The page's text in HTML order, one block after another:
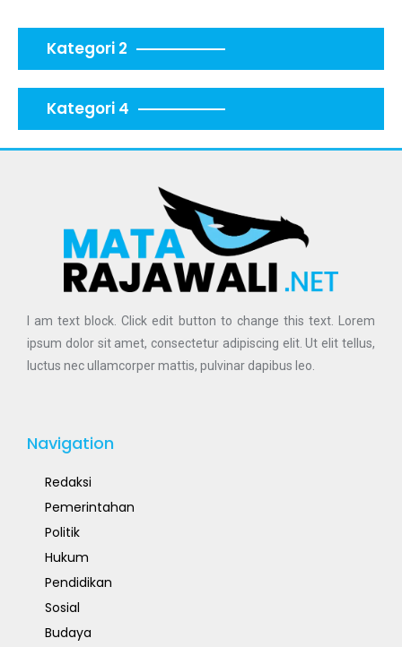
Kategori 2
Kategori 4
I am text block. Click edit button to change this text. Lorem
ipsum dolor sit amet, consectetur adipiscing elit. Ut elit tellus,
luctus nec ullamcorper mattis, pulvinar dapibus leo.
Navigation
Redaksi
Pemerintahan
Politik
Hukum
Pendidikan
Sosial
Budaya